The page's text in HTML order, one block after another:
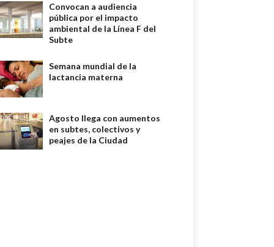
Convocan a audiencia
pública por el impacto
ambiental de la Línea F del
Subte
Semana mundial de la
lactancia materna
Agosto llega con aumentos
en subtes, colectivos y
peajes de la Ciudad